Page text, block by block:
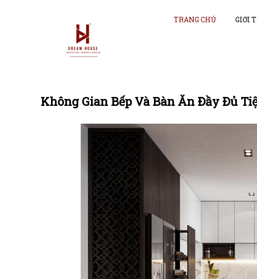
TRANG CHỦ GIỚI
Không Gian Bếp Và Bàn Ăn Đầy Đủ